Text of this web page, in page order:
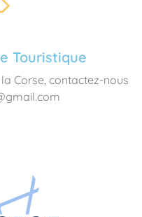
Touristique
Corse, contactez-nous